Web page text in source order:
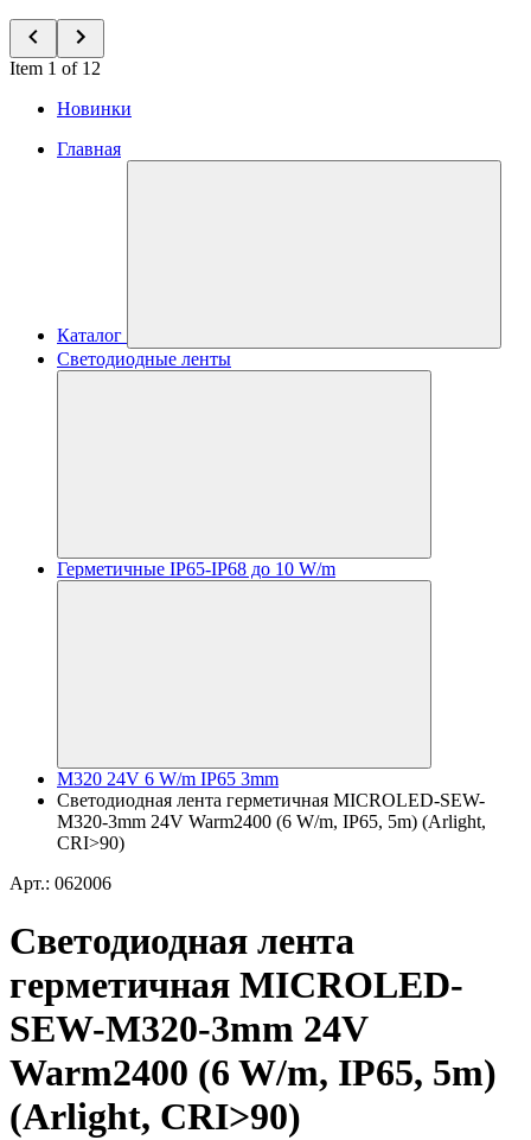
Item 1 of 12
Новинки
Главная
Каталог
Светодиодные ленты
Герметичные IP65-IP68 до 10 W/m
M320 24V 6 W/m IP65 3mm
Светодиодная лента герметичная MICROLED-SEW-
M320-3mm 24V Warm2400 (6 W/m, IP65, 5m) (Arlight,
CRI>90)
Арт.: 062006
Светодиодная лента
герметичная MICROLED-
SEW-M320-3mm 24V
Warm2400 (6 W/m, IP65, 5m)
(Arlight, CRI>90)